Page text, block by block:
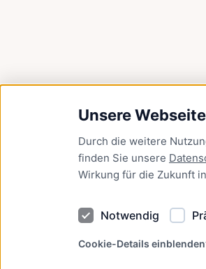
Unsere
Durch die weitere
finden Sie unsere
Wirkung für die Zukunft
Notwendig
Cookie-Details einblenden